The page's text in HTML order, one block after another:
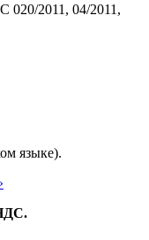
020/2011, 04/2011,
языке).